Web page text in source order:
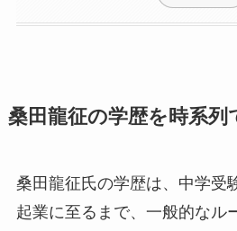
桑田龍征の学歴を時系列
桑田龍征氏の学歴は、中学受
起業に至るまで、一般的なル